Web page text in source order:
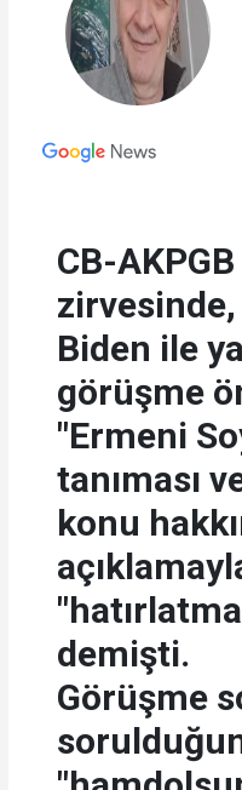
CB-
zirvesinde,
Biden ile
görüşme
"Ermeni
tanıması
konu
demişti.
Görüşme